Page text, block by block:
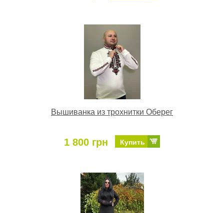
Вышиванка из трохнитки Оберег
1 800 грн Купить